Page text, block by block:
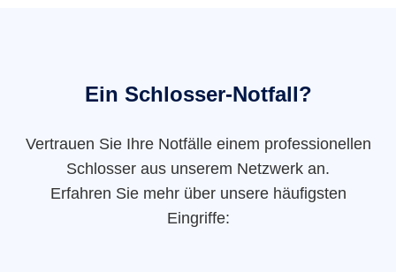
Ein Schlosser-Notfall?
Vertrauen Sie Ihre Notfälle einem professionellen
Schlosser aus unserem Netzwerk an.
Erfahren Sie mehr über unsere häufigsten
Eingriffe: